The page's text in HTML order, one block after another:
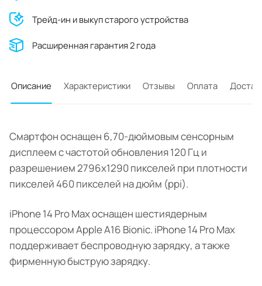
Трейд-ин и выкуп старого устройства
Расширенная гарантия 2 года
Описание Характеристики Отзывы Оплата
Смартфон оснащен 6,70-дюймовым сенсорным
дисплеем с частотой обновления 120 Гц и
разрешением 2796x1290 пикселей при плотности
пикселей 460 пикселей на дюйм (ppi).
iPhone 14 Pro Max оснащен шестиядерным
процессором Apple A16 Bionic. iPhone 14 Pro Max
поддерживает беспроводную зарядку, а также
фирменную быструю зарядку.